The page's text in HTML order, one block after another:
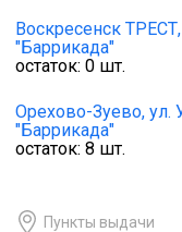
Воскресенск ТРЕСТ,
"Баррикада"
остаток: 0 шт.
Орехово-Зуево, ул.
"Баррикада"
остаток: 8 шт.
Пункты выдачи